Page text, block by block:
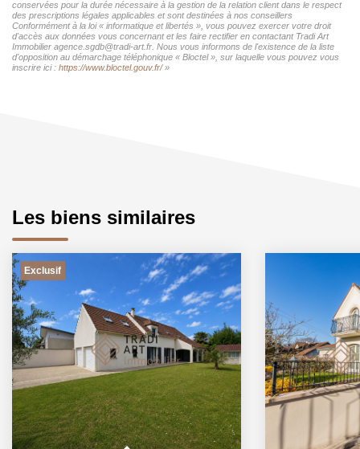
conservées pour la durée nécessaire à la gestion de la relation client dans le respect
des prescriptions légales applicables et sont destinées à nos conseillers
Conformément à la loi « informatique et libertés », vous pouvez exercer votre droit
d'accès aux données vous concernant et les faire rectifier en contactant Tradi Art
Immobilier agence.sgdb@tradi-art.fr. Nous vous informons de l'existence de la liste
d'opposition au démarchage téléphonique « Bloctel », sur laquelle vous pouvez vous
inscrire ici : https://www.bloctel.gouv.fr/»
Les biens similaires
Exclusif